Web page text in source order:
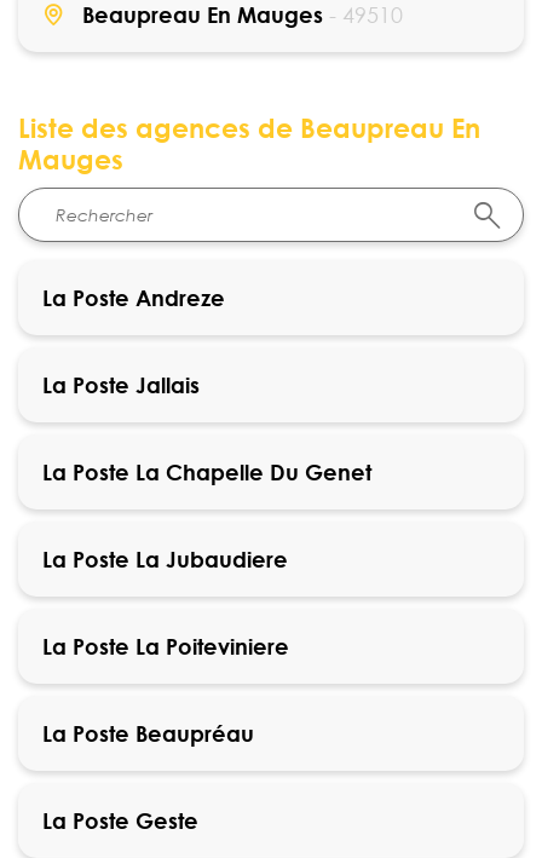
Beaupreau En Mauges - 49510
Liste des agences de Beaupreau En
Mauges
La Poste Andreze
La Poste Jallais
La Poste La Chapelle Du Genet
La Poste La Jubaudiere
La Poste La Poiteviniere
La Poste Beaupréau
La Poste Geste